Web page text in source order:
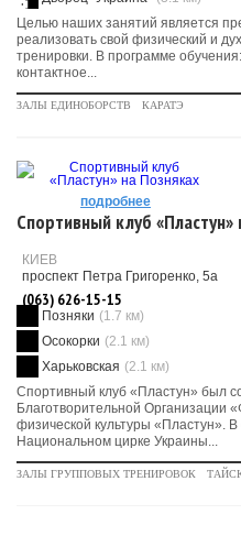
Целью наших занятий является
реализовать свой физический и
тренировки. В программе
контактное...
ЗАЛЫ ЕДИНОБОРСТВ КАРАТЭ
подробнее
Спортивный клуб «Пластун»
КИЕВ
проспект Петра Григоренко, 5а
(063) 626-15-15
Позняки (1.7 км)
Осокорки (2.1 км)
Харьковская (2.1 км)
Спортивный клуб «Пластун» был
Благотворительной Организации
физической культуры «Пластун». В
Национальном цирке Украины...
ЗАЛЫ ГРУППОВЫХ ТРЕНИРОВОК